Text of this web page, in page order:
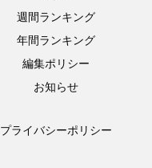
週間ランキング
年間ランキング
編集ポリシー
お知らせ
プライバシーポリシー